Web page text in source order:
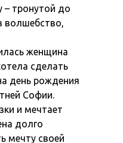
– тронутой до
волшебство,
женщина
сделать
день рождения
Софии.
и мечтает
долго
мечту своей